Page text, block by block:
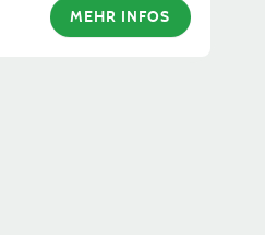
MEHR INFOS